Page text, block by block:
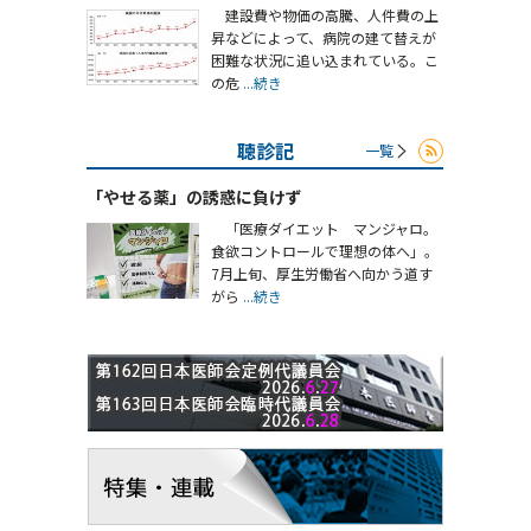
建設費や物価の高騰、人件費の上
昇などによって、病院の建て替えが
困難な状況に追い込まれている。こ
の危 ...続き
聴診記 一覧
「やせる薬」の誘惑に負けず
「医療ダイエット マンジャロ。
食欲コントロールで理想の体へ」。
7月上旬、厚生労働省へ向かう道す
がら ...続き